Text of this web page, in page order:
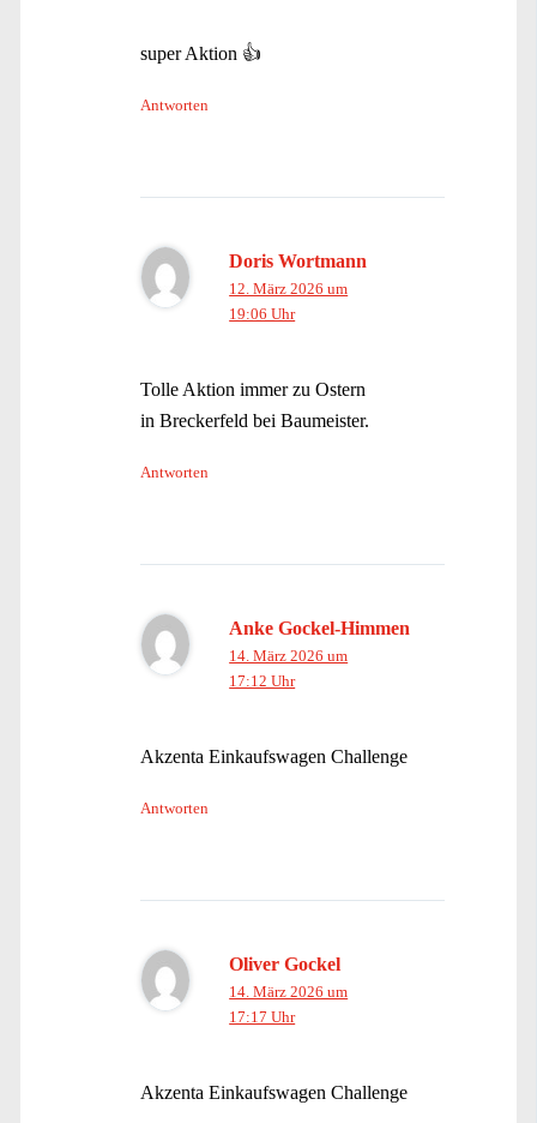
super Aktion 👍
Antworten
Doris Wortmann
12. März 2026 um
19:06 Uhr
Tolle Aktion immer zu Ostern
in Breckerfeld bei Baumeister.
Antworten
Anke Gockel-Himmen
14. März 2026 um
17:12 Uhr
Akzenta Einkaufswagen Challenge
Antworten
Oliver Gockel
14. März 2026 um
17:17 Uhr
Akzenta Einkaufswagen Challenge